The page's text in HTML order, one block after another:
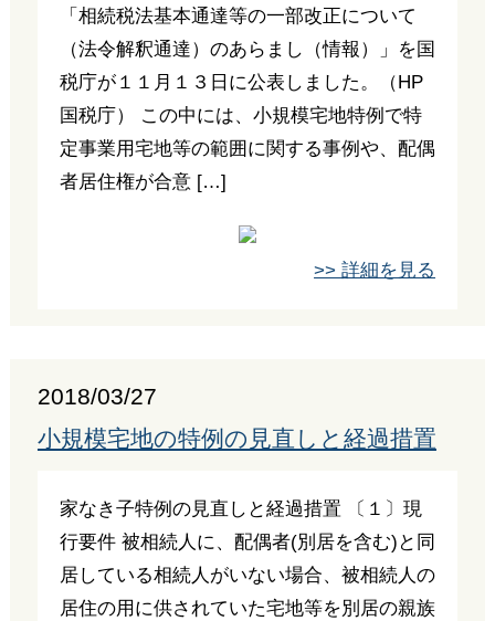
「相続税法基本通達等の一部改正について
（法令解釈通達）のあらまし（情報）」を国
税庁が１１月１３日に公表しました。（HP
国税庁） この中には、小規模宅地特例で特
定事業用宅地等の範囲に関する事例や、配偶
者居住権が合意 […]
>> 詳細を見る
2018/03/27
小規模宅地の特例の見直しと経過措置
家なき子特例の見直しと経過措置 〔１〕現
行要件 被相続人に、配偶者(別居を含む)と同
居している相続人がいない場合、被相続人の
居住の用に供されていた宅地等を別居の親族